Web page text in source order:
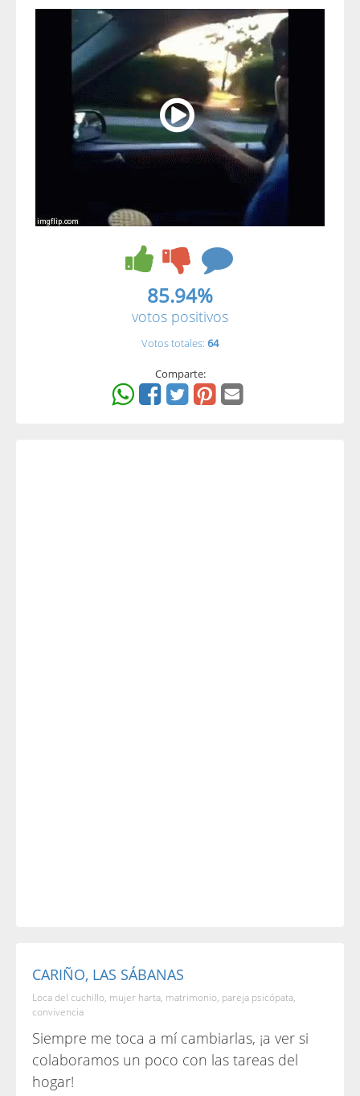
85.94%
votos positivos
Votos totales: 64
Comparte:
CARIÑO, LAS SÁBANAS
Loca del cuchillo, mujer harta, matrimonio, pareja psicópata,
convivencia
Siempre me toca a mí cambiarlas, ¡a ver si
colaboramos un poco con las tareas del
hogar!